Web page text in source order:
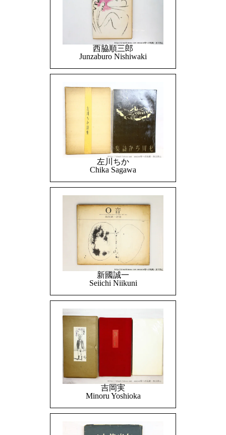
西脇順三郎
Junzaburo Nishiwaki
左川ちか
Chika Sagawa
新國誠一
Seiichi Niikuni
吉岡実
Minoru Yoshioka